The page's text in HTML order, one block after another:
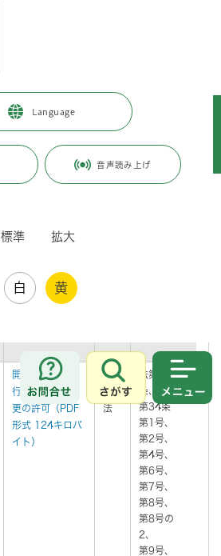
Language
音声読み上げ
標準 拡大
白 黄
お問合せ
さがす
情報公開の総合的な推進
）
>
盛土調整課）
覧（開発・盛土調整課）
処分の名称
準
開発許可・開発
行為における変
更の許可（PDF
形式 124キロバ
イト）
都市
計画
法
法第33
条、
第34条
第1号、
第2号、
第4号、
第6号、
第7号、
第8号、
第8号の
2、
第9号、